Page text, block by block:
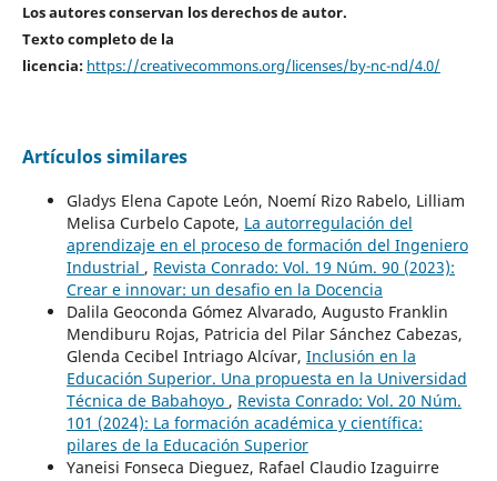
Los autores conservan los derechos de autor.
Texto completo de la
licencia: https://creativecommons.org/licenses/by-nc-nd/4.0/
Artículos similares
Gladys Elena Capote León, Noemí Rizo Rabelo, Lilliam
Melisa Curbelo Capote, La autorregulación del
aprendizaje en el proceso de formación del Ingeniero
Industrial , Revista Conrado: Vol. 19 Núm. 90 (2023):
Crear e innovar: un desafio en la Docencia
Dalila Geoconda Gómez Alvarado, Augusto Franklin
Mendiburu Rojas, Patricia del Pilar Sánchez Cabezas,
Glenda Cecibel Intriago Alcívar, Inclusión en la
Educación Superior. Una propuesta en la Universidad
Técnica de Babahoyo , Revista Conrado: Vol. 20 Núm.
101 (2024): La formación académica y científica:
pilares de la Educación Superior
Yaneisi Fonseca Dieguez, Rafael Claudio Izaguirre